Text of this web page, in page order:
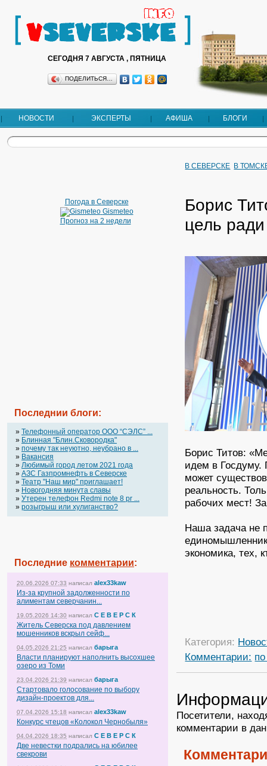
СЕГОДНЯ 7 АВГУСТА , ПЯТНИЦА
ПОДЕЛИТЬСЯ…
НОВОСТИ ЭКСПЕРТЫ АФИША БЛОГИ
Погода в Северске
Gismeteo
Прогноз на 2 недели
Последнии блоги:
» Телефонный оператор OOO “СЭЛС” ...
» Блинная "Блин.Сковородка"
» почему так неуютно, неубрано в ...
» Вакансия
» Любимый город летом 2021 года
» АЗС Газпромнефть в Северске
» Театр "Наш мир" приглашает!
» Новогодняя минута славы
» Утерен телефон Redmi note 8 pr ...
» розыгрыш или хулиганство?
Последние комментарии:
20.06.2026 07:33 написал alex33kaw
Из-за крупной задолженности по
алиментам северчанин...
19.05.2026 14:30 написал С Е В Е Р С К
Житель Северска под давлением
мошенников вскрыл сейф...
04.05.2026 21:25 написал барыга
Власти планируют наполнить высохшее
озеро из Томи
23.04.2026 21:39 написал барыга
Стартовало голосование по выбору
дизайн-проектов для...
07.04.2026 15:18 написал alex33kaw
Конкурс чтецов «Колокол Чернобыля»
04.04.2026 18:35 написал С Е В Е Р С К
Две невестки подрались на юбилее
свекрови
В СЕВЕРСКЕ В
Борис
цель
Борис Титов:
идем в Госдуму.
может
реальность.
рабочих мест!
Наша задача не
экономика, тех,
Категория:
Комментарии:
Посетители,
комментарии в